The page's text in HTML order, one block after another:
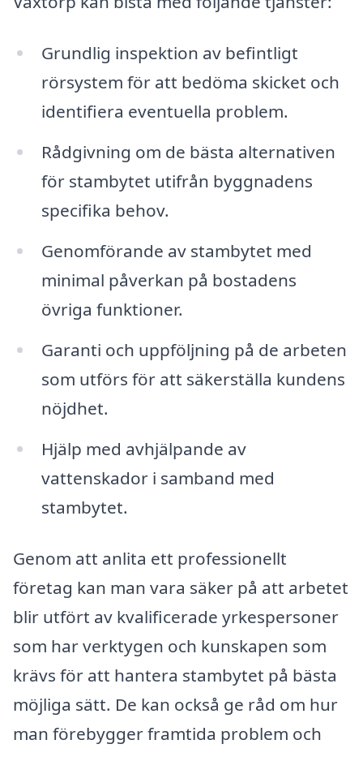
Grundlig inspektion av befintligt
rörsystem för att bedöma skicket och
identifiera eventuella problem.
Rådgivning om de bästa alternativen
för stambytet utifrån byggnadens
specifika behov.
Genomförande av stambytet med
minimal påverkan på bostadens
övriga funktioner.
Garanti och uppföljning på de arbeten
som utförs för att säkerställa kundens
nöjdhet.
Hjälp med avhjälpande av
vattenskador i samband med
stambytet.
Genom att anlita ett professionellt
företag kan man vara säker på att arbetet
blir utfört av kvalificerade yrkespersoner
som har verktygen och kunskapen som
krävs för att hantera stambytet på bästa
möjliga sätt. De kan också ge råd om hur
man förebygger framtida problem och